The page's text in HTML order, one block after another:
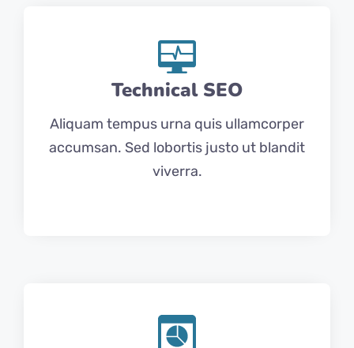
Technical SEO
Aliquam tempus urna quis ullamcorper
accumsan. Sed lobortis justo ut blandit
viverra.